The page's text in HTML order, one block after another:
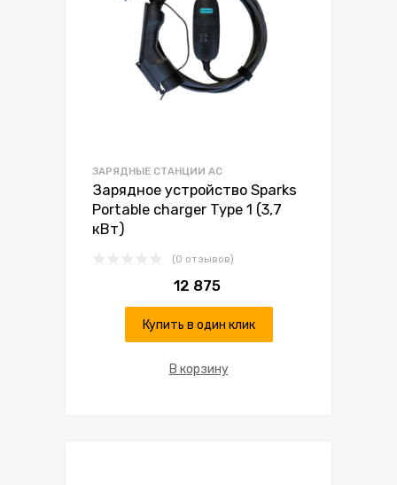
ЗАРЯДНЫЕ СТАНЦИИ AC
Зарядное устройство Sparks
Portable charger Type 1 (3,7
кВт)
(0 отзывов)
12 875
Купить в один клик
В корзину